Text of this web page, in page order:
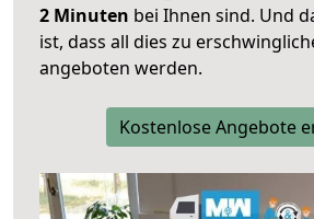
2 Minuten bei Ihnen sind. Und
ist, dass all dies zu
angeboten werden.
Kostenlose Angebote